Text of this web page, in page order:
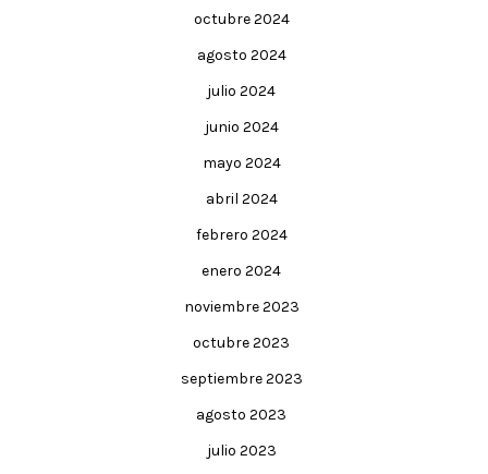
octubre 2024
agosto 2024
julio 2024
junio 2024
mayo 2024
abril 2024
febrero 2024
enero 2024
noviembre 2023
octubre 2023
septiembre 2023
agosto 2023
julio 2023